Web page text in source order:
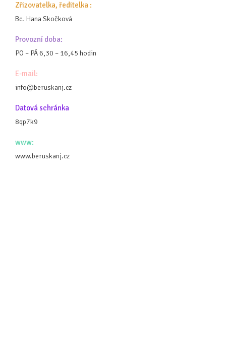
Zřizovatelka, ředitelka :
Bc. Hana Skočková
Provozní doba:
PO – PÁ 6,30 – 16,45 hodin
E-mail:
info@beruskanj.cz
Datová schránka
8qp7k9
www:
www.beruskanj.cz